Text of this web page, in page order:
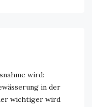
wird:
in der
wichtiger wird